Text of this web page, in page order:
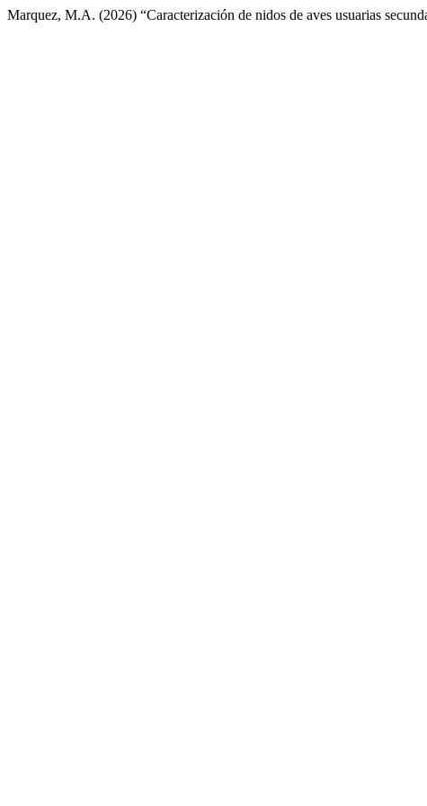
Marquez, M.A. (2026) “Caracterización de nidos de aves usuarias